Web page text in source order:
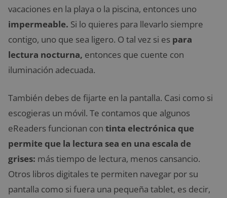
vacaciones en la playa o la piscina, entonces uno
impermeable. Si lo quieres para llevarlo siempre
contigo, uno que sea ligero. O tal vez si es para
lectura nocturna, entonces que cuente con
iluminación adecuada.
También debes de fijarte en la pantalla. Casi como si
escogieras un móvil. Te contamos que algunos
eReaders funcionan con tinta electrónica que
permite que la lectura sea en una escala de
grises: más tiempo de lectura, menos cansancio.
Otros libros digitales te permiten navegar por su
pantalla como si fuera una pequeña tablet, es decir,